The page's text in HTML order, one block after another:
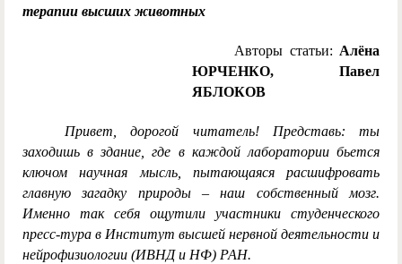
терапии высших животных
Авторы статьи: Алёна
ЮРЧЕНКО, Павел
ЯБЛОКОВ
Привет, дорогой читатель! Представь: ты
заходишь в здание, где в каждой лаборатории бьется
ключом научная мысль, пытающаяся расшифровать
главную загадку природы – наш собственный мозг.
Именно так себя ощутили участники студенческого
пресс-тура в Институт высшей нервной деятельности и
нейрофизиологии (ИВНД и НФ) РАН.